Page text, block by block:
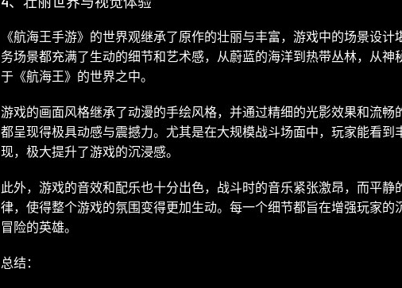
《航海王手游》的世界观继承了原作的壮丽与丰富，游戏中的场景设
务场景都充满了生动的细节和艺术感，从蔚蓝的海洋到热带丛林，从神
于《航海王》的世界之中。
游戏的画面风格继承了动漫的手绘风格，并通过精细的光影效果和流畅
都呈现得极具动感与震撼力。尤其是在大规模战斗场面中，玩家能看到
现，极大提升了游戏的沉浸感。
此外，游戏的音效和配乐也十分出色，战斗时的音乐紧张激昂，而平
律，使得整个游戏的氛围变得更加生动。每一个细节都旨在增强玩家的
冒险的英雄。
总结：